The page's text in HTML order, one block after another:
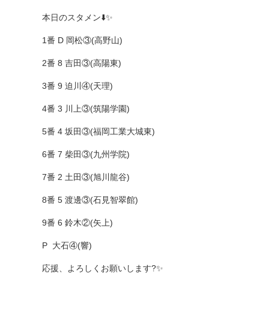
本日のスタメン⬇️✨
1番 D 岡松③(高野山)
2番 8 吉田③(高陽東)
3番 9 迫川④(天理)
4番 3 川上③(筑陽学園)
5番 4 坂田③(福岡工業大城東)
6番 7 柴田③(九州学院)
7番 2 土田③(旭川龍谷)
8番 5 渡邊③(石見智翠館)
9番 6 鈴木②(矢上)
P 大石④(響)
応援、よろしくお願いします?✨